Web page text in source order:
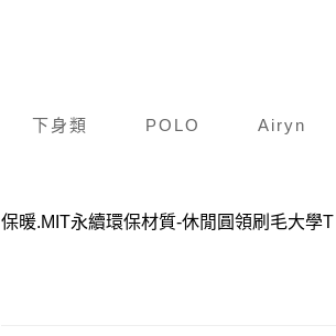
下身類 POLO Airyn
保暖.MIT永續環保材質-休閒圓領刷毛大學T